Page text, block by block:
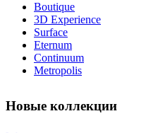
Boutique
3D Experience
Surface
Eternum
Continuum
Metropolis
Новые коллекции